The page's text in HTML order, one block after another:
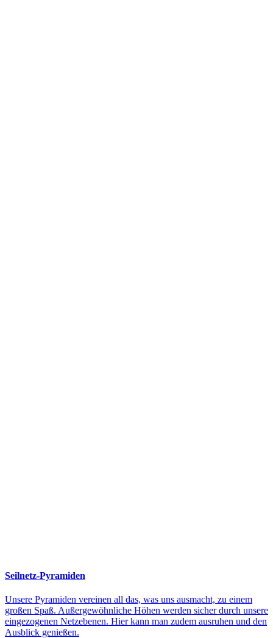
Seilnetz-Pyramiden
Unsere Pyramiden vereinen all das, was uns ausmacht, zu einem
großen Spaß. Außergewöhnliche Höhen werden sicher durch unsere
eingezogenen Netzebenen. Hier kann man zudem ausruhen und den
Ausblick genießen.